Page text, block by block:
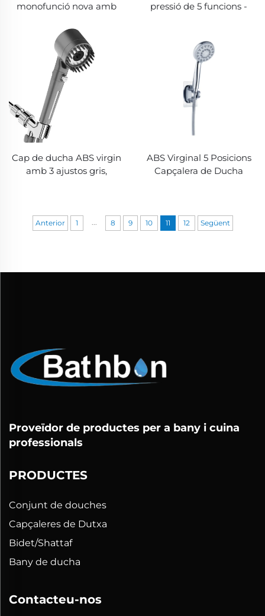
monofunció nova amb
mànigues de silicona,
amb mànega de dutxa
PVC superflexible anti-
enrotllament i suport
ajustable d'angle amb
fort adhesiu
pressió de 5 funcions -
1,5M, fàcil de netejar,
suport autoadhesiu sense
perforar
Cap de ducha ABS virgin
amb 3 ajustos gris,
de ducha
ABS Virginal 5 Posicions
Capçalera de Ducha
Nozzles de Silici Anti-
Anterior 1 ... 8 9 10 11 12 Següent
Proveïdor de productes per a bany i cuina
professionals
PRODUCTES
Conjunt de douches
Capçaleres de Dutxa
Bidet/Shattaf
Bany de ducha
Contacteu-nos